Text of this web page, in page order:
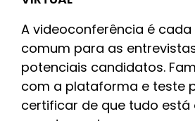
A videoconferência é cada
comum para as
potenciais candidatos.
com a plataforma e teste
certificar de que tudo